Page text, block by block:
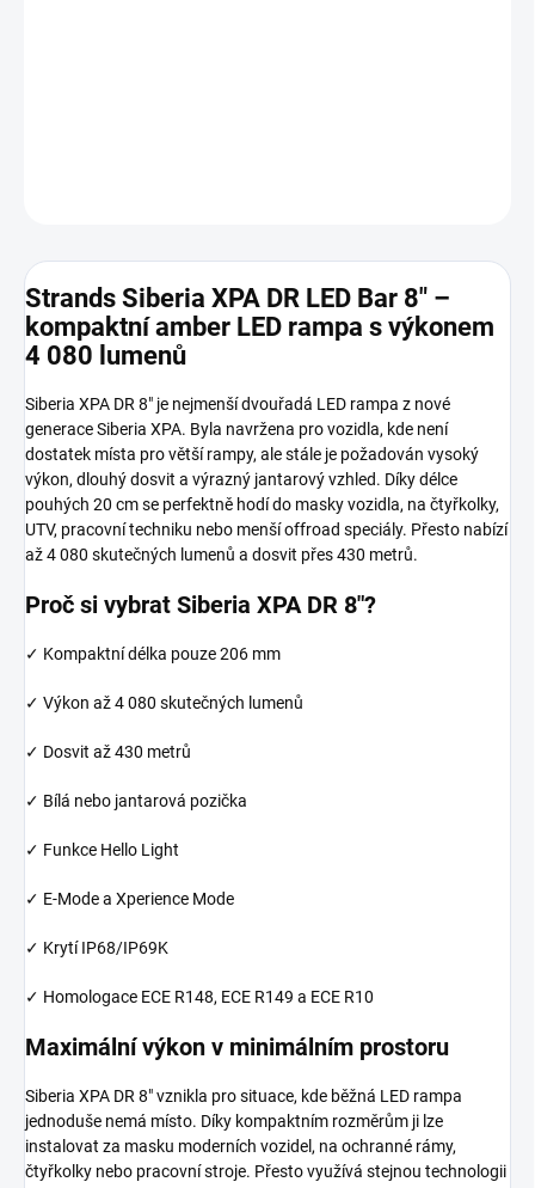
Strands Siberia XPA DR LED Bar 8" –
kompaktní amber LED rampa s výkonem
4 080 lumenů
Siberia XPA DR 8" je nejmenší dvouřadá LED rampa z nové
generace Siberia XPA. Byla navržena pro vozidla, kde není
dostatek místa pro větší rampy, ale stále je požadován vysoký
výkon, dlouhý dosvit a výrazný jantarový vzhled. Díky délce
pouhých 20 cm se perfektně hodí do masky vozidla, na čtyřkolky,
UTV, pracovní techniku nebo menší offroad speciály. Přesto nabízí
až 4 080 skutečných lumenů a dosvit přes 430 metrů.
Proč si vybrat Siberia XPA DR 8"?
✓ Kompaktní délka pouze 206 mm
✓ Výkon až 4 080 skutečných lumenů
✓ Dosvit až 430 metrů
✓ Bílá nebo jantarová pozička
✓ Funkce Hello Light
✓ E-Mode a Xperience Mode
✓ Krytí IP68/IP69K
✓ Homologace ECE R148, ECE R149 a ECE R10
Maximální výkon v minimálním prostoru
Siberia XPA DR 8" vznikla pro situace, kde běžná LED rampa
jednoduše nemá místo. Díky kompaktním rozměrům ji lze
instalovat za masku moderních vozidel, na ochranné rámy,
čtyřkolky nebo pracovní stroje. Přesto využívá stejnou technologii